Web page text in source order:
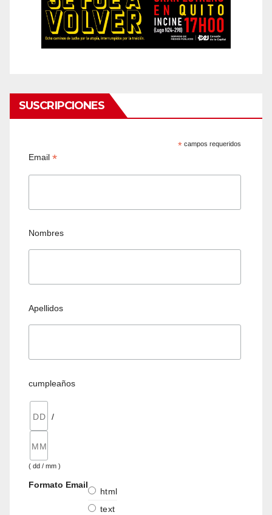
SUSCRIPCIONES
* campos requeridos
Email*
Nombres
Apellidos
cumpleaños
/
( dd / mm )
Formato Email
html
text